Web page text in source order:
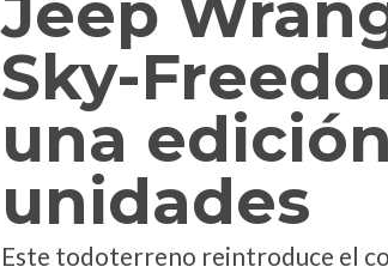
Jeep
Sky-
una
unidades
Este todoterreno reintroduce el